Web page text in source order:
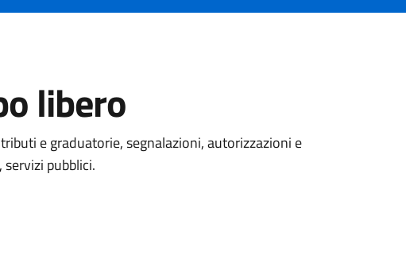
libero
e graduatorie, segnalazioni, autorizzazioni e
pubblici.